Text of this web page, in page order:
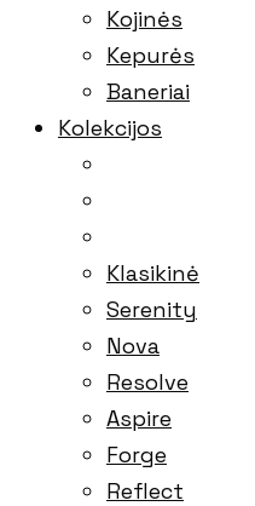
Kojinės
Kepurės
Baneriai
Kolekcijos
Klasikinė
Serenity
Nova
Resolve
Aspire
Forge
Reflect